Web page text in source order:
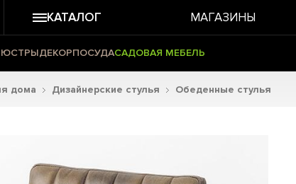
КАТАЛОГ МАГАЗИНЫ
ДЕКОРПОСУДАСАДОВАЯ МЕБЕЛЬ
дома Дизайнерские стулья Обеденные стулья